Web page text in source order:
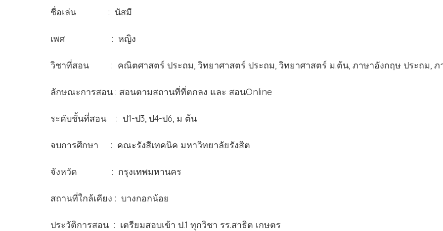
ชื่อเล่น : นัสมี
เพศ : หญิง
วิชาที่สอน : คณิตศาสตร์ ประถม, วิทยาศาสตร์ ประถม, วิทยาศาสตร์ ม.ต้น, ภาษาอังกฤษ ประถม,
ลักษณะการสอน : สอนตามสถานที่ที่ตกลง และ สอนOnline
ระดับชั้นที่สอน : ป1-ป3, ป4-ป6, ม ต้น
จบการศึกษา : คณะรังสีเทคนิค มหาวิทยาลัยรังสิต
จังหวัด : กรุงเทพมหานคร
สถานที่ใกล้เคียง : บางกอกน้อย
ประวัติการสอน : เตรียมสอบเข้า ป.1 ทุกวิชา รร.สาธิต เกษตร